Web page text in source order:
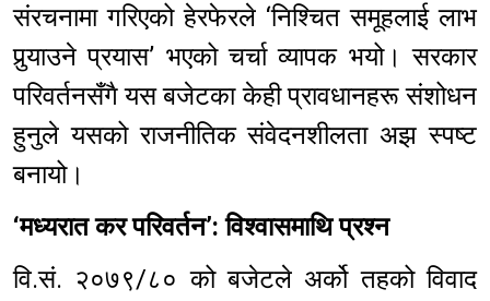
संरचनामा गरिएको हेरफेरले ‘निश्चित समूहलाई लाभ
पुर्‍याउने प्रयास’ भएको चर्चा व्यापक भयो। सरकार
परिवर्तनसँगै यस बजेटका केही प्रावधानहरू संशोधन
हुनुले यसको राजनीतिक संवेदनशीलता अझ स्पष्ट
बनायो।
‘मध्यरात कर परिवर्तन’: विश्वासमाथि प्रश्न
वि.सं. २०७९/८० को बजेटले अर्को तहको विवाद